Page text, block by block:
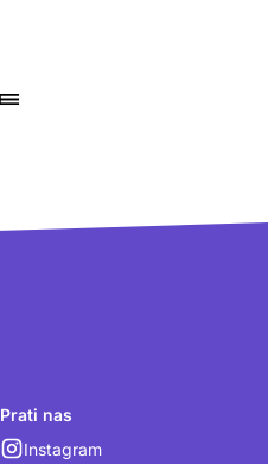
Prati nas
Instagram